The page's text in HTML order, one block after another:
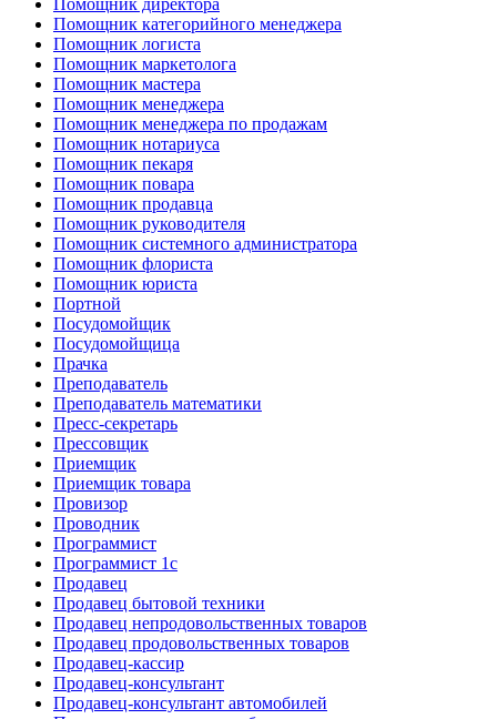
Помощник директора
Помощник категорийного менеджера
Помощник логиста
Помощник маркетолога
Помощник мастера
Помощник менеджера
Помощник менеджера по продажам
Помощник нотариуса
Помощник пекаря
Помощник повара
Помощник продавца
Помощник руководителя
Помощник системного администратора
Помощник флориста
Помощник юриста
Портной
Посудомойщик
Посудомойщица
Прачка
Преподаватель
Преподаватель математики
Пресс-секретарь
Прессовщик
Приемщик
Приемщик товара
Провизор
Проводник
Программист
Программист 1с
Продавец
Продавец бытовой техники
Продавец непродовольственных товаров
Продавец продовольственных товаров
Продавец-кассир
Продавец-консультант
Продавец-консультант автомобилей